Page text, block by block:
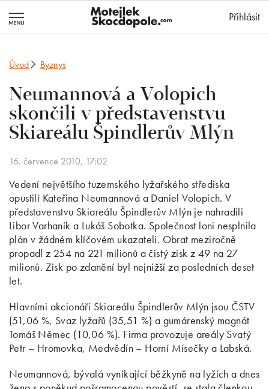
Přihlásit
Úvod Byznys
Neumannová a Volopich
skončili v představenstvu
Skiareálu Špindlerův Mlýn
16. července 2010, 17:02
Vedení největšího tuzemského lyžařského střediska
opustili Kateřina Neumannová a Daniel Volopich. V
představenstvu Skiareálu Špindlerův Mlýn je nahradili
Libor Varhaník a Lukáš Sobotka. Společnost loni nesplnila
plán v žádném klíčovém ukazateli. Obrat meziročně
propadl z 254 na 221 milionů a čistý zisk z 49 na 27
milionů. Zisk po zdanění byl nejnižší za posledních deset
let.
Hlavními akcionáři Skiareálu Špindlerův Mlýn jsou ČSTV
(51,06 %, Svaz lyžařů (35,51 %) a gumárenský magnát
Tomáš Němec (10,06 %). Firma provozuje areály Svatý
Petr – Hromovka, Medvědín – Horní Mísečky a Labská.
Neumannová, bývalá vynikající běžkyně na lyžích a dnes